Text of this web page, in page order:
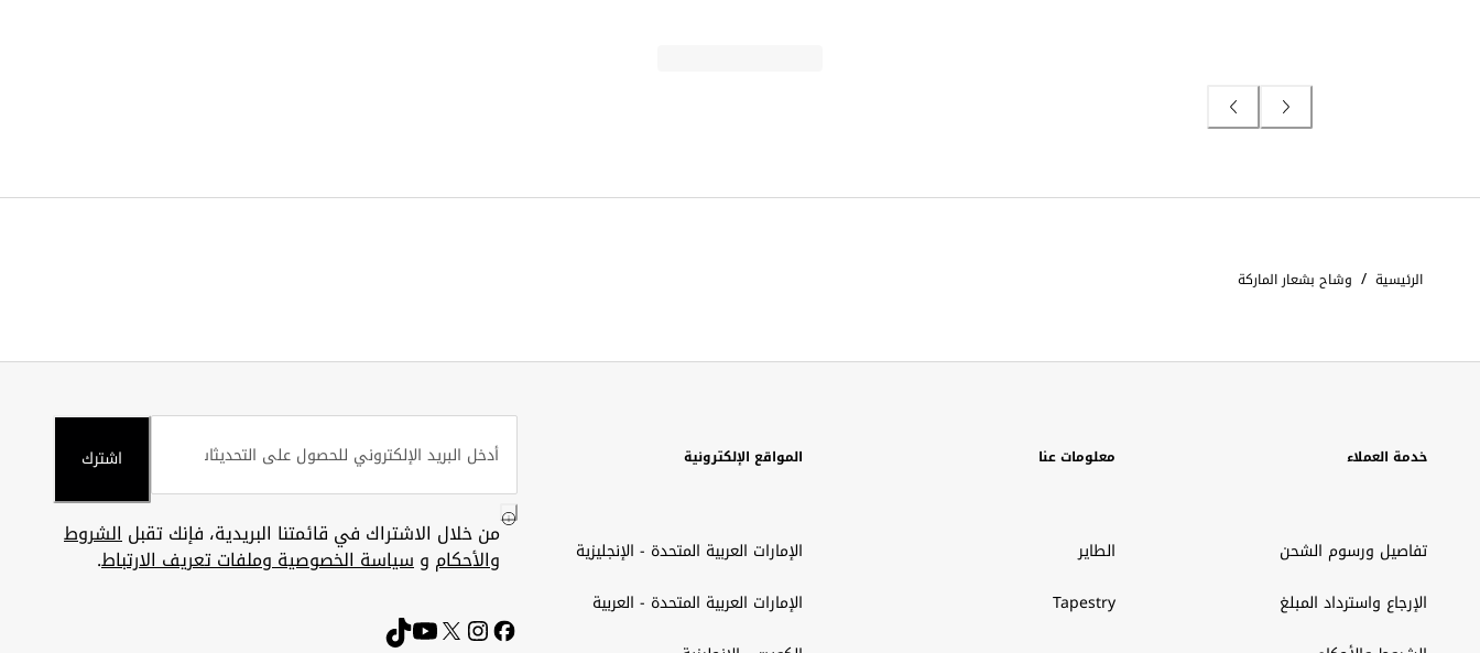
الرئيسية / وشاح بشعار الماركة
خدمة العملاء
تفاصيل ورسوم الشحن
الإرجاع واسترداد المبلغ
معلومات عنا
الطاير
Tapestry
المواقع الإلكترونية
الإمارات العربية المتحدة - الإنجليزية
الإمارات العربية المتحدة - العربية
اشترك
من خلال الاشتراك في قائمتنا البريدية، فإنك تقبلالشروط
والأحكام وسياسة الخصوصية وملفات تعريف الارتباط.